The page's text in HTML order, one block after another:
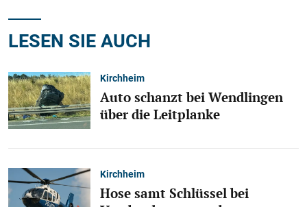
LESEN SIE AUCH
Kirchheim
Auto schanzt bei Wendlingen
über die Leitplanke
Kirchheim
Hose samt Schlüssel bei